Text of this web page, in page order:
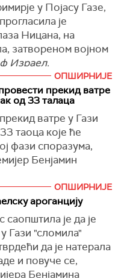
у Појасу Газе,
је
Ницана, на
затвореном војном
Израел.
јужне
Јарон
Такође,
Јад
биће на снази
ИДФ.
становници тих
војске, неће
зоне.
ОПШИРНИЈЕ
прекид ватре
од 33 талаца
ватре у Гази
таоца које ће
фази споразума,
Бенјамин
док не добијемо
ослобођени, како
толерисати
одговорност је
у саопштењу,
ОПШИРНИЈЕ
ароганцију
је да је
Гази "сломила"
да је натерала
и повуче се,
Бенјамина